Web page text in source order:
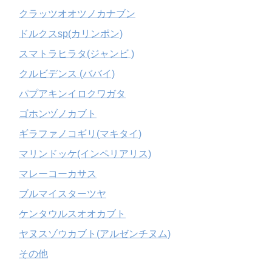
クラッツオオツノカナブン
ドルクスsp(カリンポン)
スマトラヒラタ(ジャンビ )
クルビデンス (ババイ)
パプアキンイロクワガタ
ゴホンヅノカブト
ギラファノコギリ(マキタイ)
マリンドッケ(インペリアリス)
マレーコーカサス
ブルマイスターツヤ
ケンタウルスオオカブト
ヤヌスゾウカブト(アルゼンチヌム)
その他